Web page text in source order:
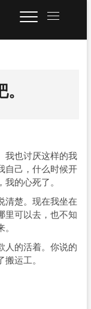
M
n
我也讨厌这样的我
自己，什么时候开
的心死了。
清楚。现在我坐在
里可以去，也不知
人的活着。你说的
运工。